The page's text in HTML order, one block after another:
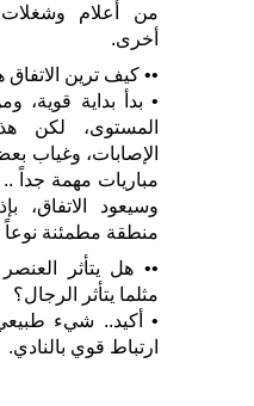
من أعلام وشغلات،
أخرى.
•• كيف ترين
• بدأ بداية
المستوى، لكن
الإصابات، وغياب
مباريات مهمة جداً
وسيعود الاتفاق،
منطقة مطمئنة
•• هل يتأثر
مثلما يتأثر الرجال؟
• أكيد.. شيء
ارتباط قوي بالنادي.